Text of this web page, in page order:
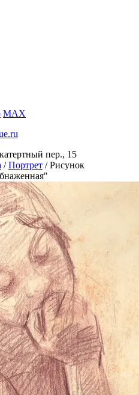
MAX
пер., 15
/ Портрет / Рисунок